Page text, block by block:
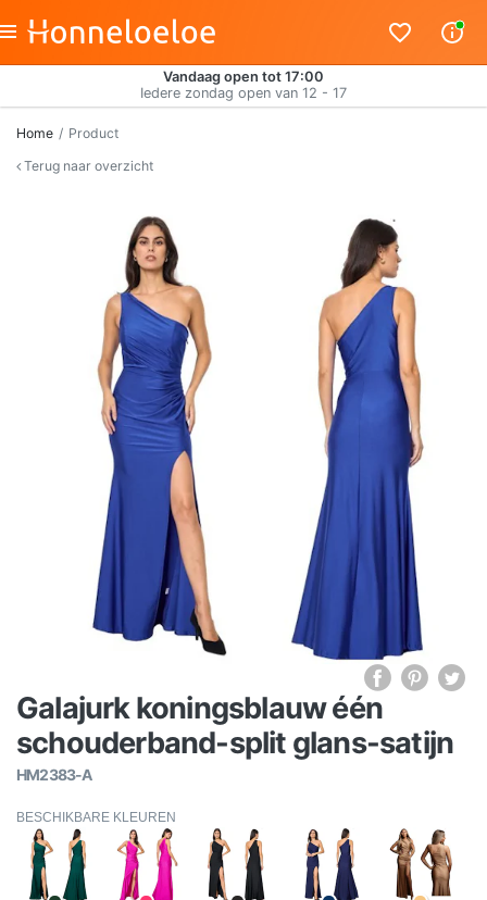
Vandaag open tot 17:00
Iedere zondag open van 12 - 17
Home
Product
Terug naar overzicht
Galajurk koningsblauw één
schouderband-split glans-satijn
HM2383-A
BESCHIKBARE KLEUREN